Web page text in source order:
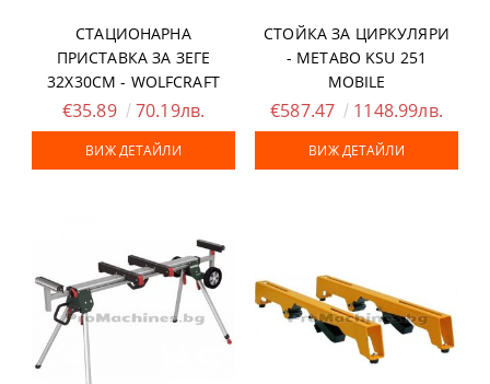
СТАЦИОНАРНА
ПРИСТАВКА ЗА ЗЕГЕ
32Х30СМ - WOLFCRAFT
€35.89 70.19лв.
ВИЖ ДЕТАЙЛИ
СТОЙКА ЗА ЦИРКУЛЯРИ
- METABO KSU 251
MOBILE
€587.47 1148.99лв.
ВИЖ ДЕТАЙЛИ